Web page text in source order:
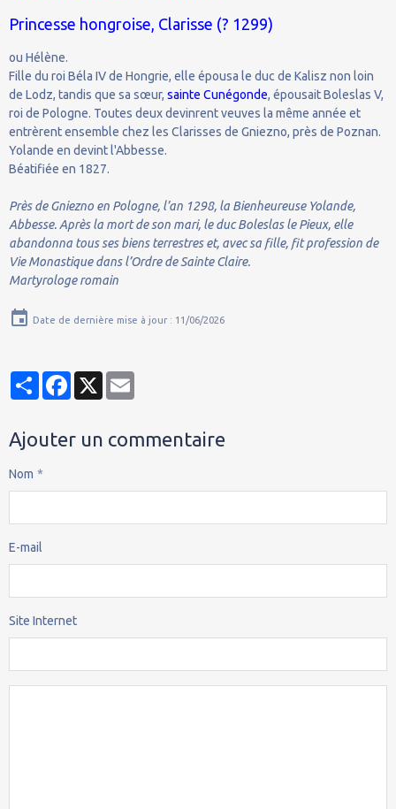
Princesse hongroise, Clarisse (? 1299)
ou Hélène.
Fille du roi Béla IV de Hongrie, elle épousa le duc de Kalisz non loin
de Lodz, tandis que sa sœur, sainte Cunégonde, épousait Boleslas V,
roi de Pologne. Toutes deux devinrent veuves la même année et
entrèrent ensemble chez les Clarisses de Gniezno, près de Poznan.
Yolande en devint l'Abbesse.
Béatifiée en 1827.
Près de Gniezno en Pologne, l’an 1298, la Bienheureuse Yolande,
Abbesse. Après la mort de son mari, le duc Boleslas le Pieux, elle
abandonna tous ses biens terrestres et, avec sa fille, fit profession de
Vie Monastique dans l’Ordre de Sainte Claire.
Martyrologe romain
Date de dernière mise à jour : 11/06/2026
PartagerFacebook
X
Ajouter un commentaire
Nom
E-mail
Site Internet